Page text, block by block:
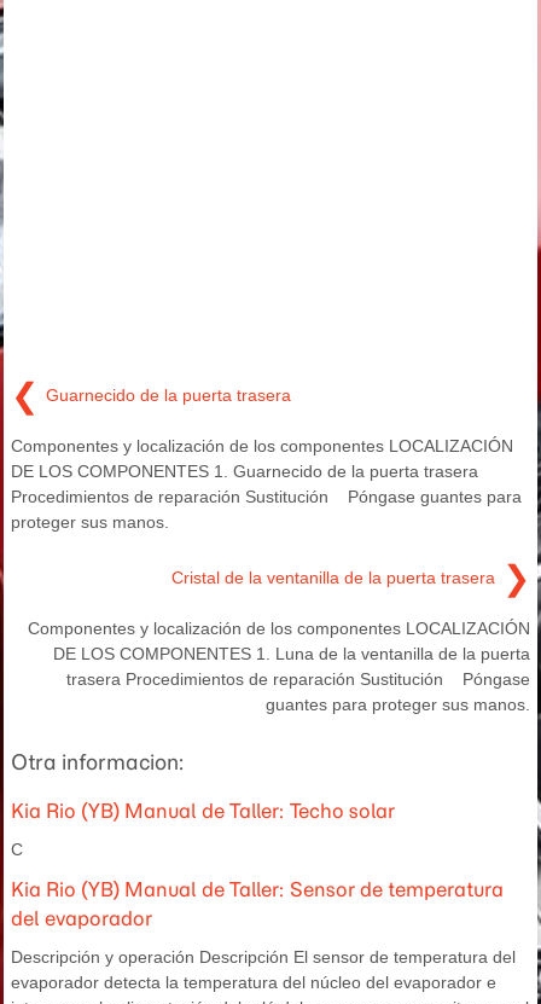
❮ Guarnecido de la puerta trasera
Componentes y localización de los componentes LOCALIZACIÓN
DE LOS COMPONENTES 1. Guarnecido de la puerta trasera
Procedimientos de reparación Sustitución Póngase guantes para
proteger sus manos.
Cristal de la ventanilla de la puerta trasera ❯
Componentes y localización de los componentes LOCALIZACIÓN
DE LOS COMPONENTES 1. Luna de la ventanilla de la puerta
trasera Procedimientos de reparación Sustitución Póngase
guantes para proteger sus manos.
Otra informacion:
Kia Rio (YB) Manual de Taller: Techo solar
C
Kia Rio (YB) Manual de Taller: Sensor de temperatura
del evaporador
Descripción y operación Descripción El sensor de temperatura del
evaporador detecta la temperatura del núcleo del evaporador e